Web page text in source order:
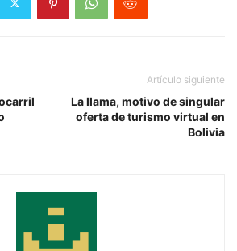
Artículo siguiente
La llama, motivo de singular
oferta de turismo virtual en
Bolivia